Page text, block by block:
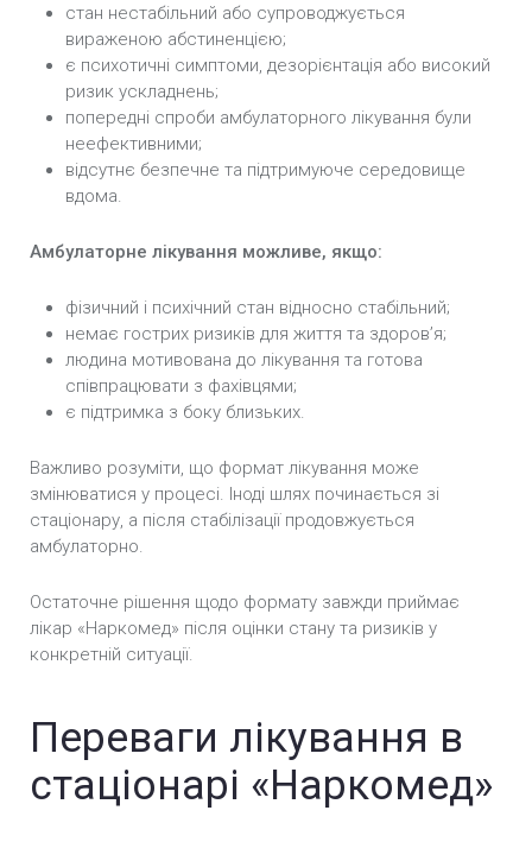
стан нестабільний або супроводжується
вираженою абстиненцією;
є психотичні симптоми, дезорієнтація або високий
ризик ускладнень;
попередні спроби амбулаторного лікування були
неефективними;
відсутнє безпечне та підтримуюче середовище
вдома.
Амбулаторне лікування можливе, якщо:
фізичний і психічний стан відносно стабільний;
немає гострих ризиків для життя та здоров’я;
людина мотивована до лікування та готова
співпрацювати з фахівцями;
є підтримка з боку близьких.
Важливо розуміти, що формат лікування може
змінюватися у процесі. Іноді шлях починається зі
стаціонару, а після стабілізації продовжується
амбулаторно.
Остаточне рішення щодо формату завжди приймає
лікар «Наркомед» після оцінки стану та ризиків у
конкретній ситуації.
Переваги лікування в
стаціонарі «Наркомед»